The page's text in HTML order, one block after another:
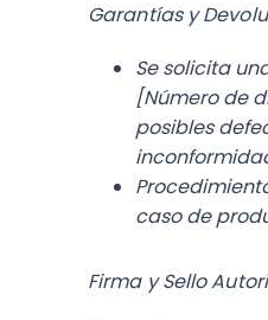
Garantías y
Se solicita
[Número de
posibles
caso de
Firma y Sello